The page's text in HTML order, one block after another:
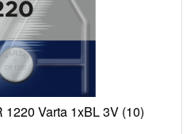
1220 Varta 1xBL 3V (10)